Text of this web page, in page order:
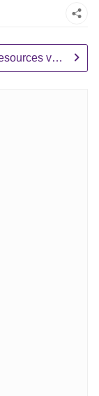
MCP Resources và Prompts